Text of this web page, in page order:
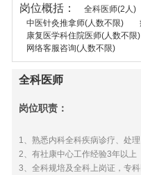
岗位概括：
全科医师(2人)
中医针灸推拿师(人数不限)
康复医学科住院医师(人数不限)
网络客服咨询(人数不限)
全科医师
岗位职责：
1、熟悉内科全科疾病诊疗、处理
2、有社康中心工作经验3年以上
3、全科规培及全科上岗证，专